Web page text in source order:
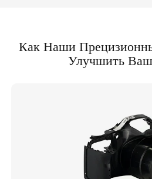
Как Наши
Улучшить